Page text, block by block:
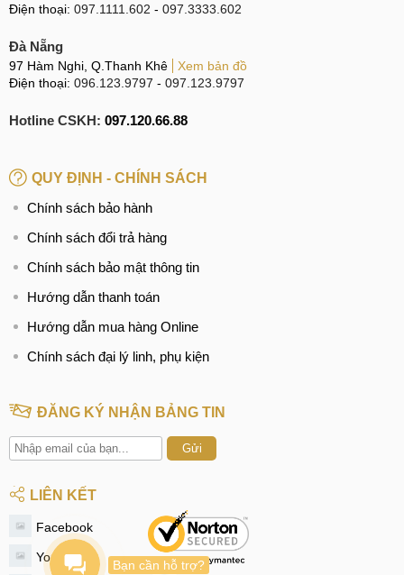
Hotline:0969.520.520
CN 5:
Hotline:097.3333.602
Hotline:097.123.9797
BÀI VIẾT LIÊN QUAN:
Thay màn hình Realme C12
Thay pin Realme C12
Thay camera Realme C12
Thay loa Realme C12
Thay, sửa wifi Realme C12
Thay mic Realme C12
Thay, sửa IC sóng Realme C12
Điện thoại: 097.1111.602 - 097.3333.602
Đà Nẵng
97 Hàm Nghi, Q.Thanh Khê
Xem bản đồ
Điện thoại: 096.123.9797 - 097.123.9797
Hotline CSKH: 097.120.66.88
QUY ĐỊNH - CHÍNH SÁCH
Chính sách bảo hành
Chính sách đổi trả hàng
Chính sách bảo mật thông tin
Hướng dẫn thanh toán
Hướng dẫn mua hàng Online
Chính sách đại lý linh, phụ kiện
ĐĂNG KÝ NHẬN BẢNG TIN
Gửi
LIÊN KẾT
Facebook
Youtube
Bạn cần hỗ trợ?